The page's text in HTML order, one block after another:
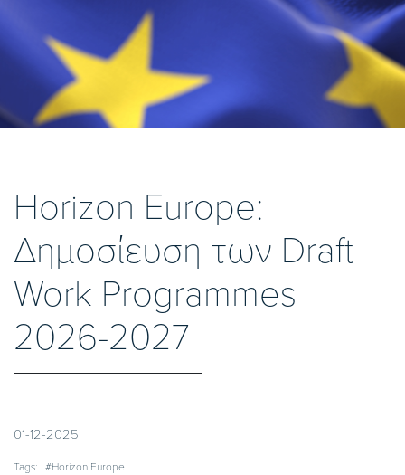
Horizon Europe:
Δημοσίευση των Draft
Work Programmes
2026-2027
01-12-2025
Tags: #Horizon Europe